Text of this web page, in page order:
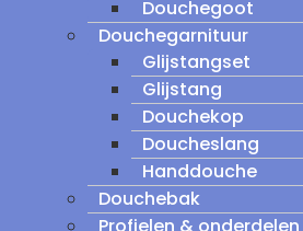
Douchegoot
Douchegarnituur
Glijstangset
Glijstang
Douchekop
Doucheslang
Handdouche
Douchebak
Profielen & onderdelen